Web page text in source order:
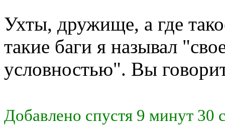
Ухты, дружище, а где
такие баги я называл
условностью". Вы
Добавлено спустя 9 минут 30